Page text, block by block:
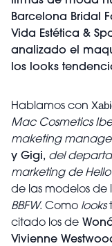
Barcelona Bridal
Vida Estética &
analizado el
los looks
Hablamos con
Mac Cosmetics
maketing
y Gigi, del
marketing de Hello
de las modelos de
BBFW. Como looks
citado los de
Vivienne